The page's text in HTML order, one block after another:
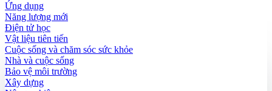
Ứng dụng
Năng lượng mới
Điện tử học
Vật liệu tiên tiến
Cuộc sống và chăm sóc sức khỏe
Nhà và cuộc sống
Bảo vệ môi trường
Xây dựng